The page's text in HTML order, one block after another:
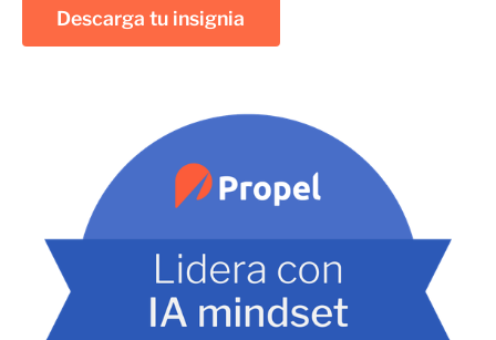
Descarga tu insignia